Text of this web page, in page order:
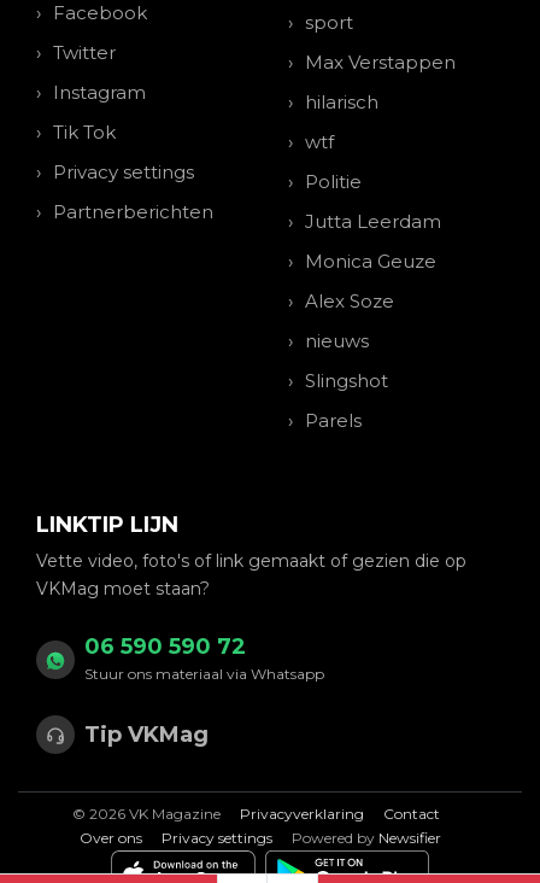
Facebook
Twitter
Instagram
Tik Tok
Privacy settings
Partnerberichten
sport
Max Verstappen
hilarisch
wtf
Politie
Jutta Leerdam
Monica Geuze
Alex Soze
nieuws
Slingshot
Parels
LINKTIP LIJN
Vette video, foto's of link gemaakt of gezien die op
VKMag moet staan?
06 590 590 72
Stuur ons materiaal via Whatsapp
Tip VKMag
© 2026 VK Magazine Privacyverklaring
Contact
Over ons
Privacy settings Powered by Newsifier